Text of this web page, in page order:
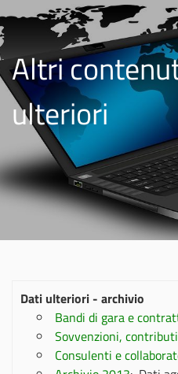
Altri
ulteriori
Dati ulteriori - archivio
Bandi di gara e
Sovvenzioni,
Consulenti e